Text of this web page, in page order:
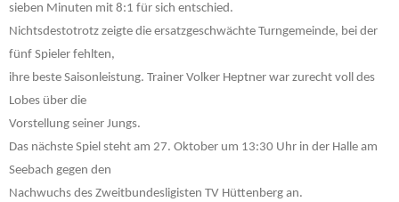
sieben Minuten mit 8:1 für sich entschied.
Nichtsdestotrotz zeigte die ersatzgeschwächte Turngemeinde, bei der
fünf Spieler fehlten,
ihre beste Saisonleistung. Trainer Volker Heptner war zurecht voll des
Lobes über die
Vorstellung seiner Jungs.
Das nächste Spiel steht am 27. Oktober um 13:30 Uhr in der Halle am
Seebach gegen den
Nachwuchs des Zweitbundesligisten TV Hüttenberg an.